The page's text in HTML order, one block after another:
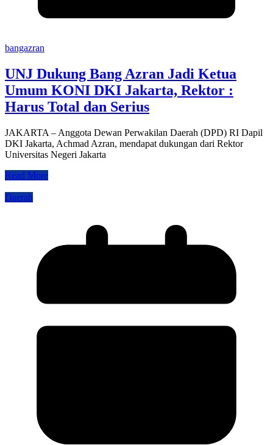
bangazran
UNJ Dukung Bang Azran Jadi Ketua
Umum KONI DKI Jakarta, Rektor :
Harus Total dan Serius
JAKARTA – Anggota Dewan Perwakilan Daerah (DPD) RI Dapil
DKI Jakarta, Achmad Azran, mendapat dukungan dari Rektor
Universitas Negeri Jakarta
Read More
Daerah